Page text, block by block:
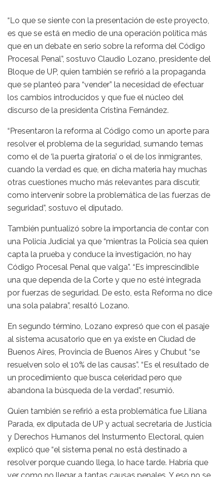
“Lo que se siente con la presentación de este proyecto,
es que se está en medio de una operación política más
que en un debate en serio sobre la reforma del Código
Procesal Penal”, sostuvo Claudio Lozano, presidente del
Bloque de UP, quien también se refirió a la propaganda
que se planteó para “vender” la necesidad de efectuar
los cambios introducidos y que fue el núcleo del
discurso de la presidenta Cristina Fernández.
“Presentaron la reforma al Código como un aporte para
resolver el problema de la seguridad, sumando temas
como el de ‘la puerta giratoria’ o el de los inmigrantes,
cuando la verdad es que, en dicha materia hay muchas
otras cuestiones mucho más relevantes para discutir,
como intervenir sobre la problemática de las fuerzas de
seguridad”, sostuvo el diputado.
También puntualizó sobre la importancia de contar con
una Policía Judicial ya que “mientras la Policía sea quien
capta la prueba y conduce la investigación, no hay
Código Procesal Penal que valga”. “Es imprescindible
una que dependa de la Corte y que no esté integrada
por fuerzas de seguridad. De esto, esta Reforma no dice
una sola palabra”, resaltó Lozano.
En segundo término, Lozano expresó que con el pasaje
al sistema acusatorio que en ya existe en Ciudad de
Buenos Aires, Provincia de Buenos Aires y Chubut “se
resuelven solo el 10% de las causas”. “Es el resultado de
un procedimiento que busca celeridad pero que
abandona la búsqueda de la verdad”, resumió.
Quien también se refirió a esta problemática fue Liliana
Parada, ex diputada de UP y actual secretaria de Justicia
y Derechos Humanos del Insturmento Electoral, quien
explicó que “el sistema penal no está destinado a
resolver porque cuando llega, lo hace tarde. Habría que